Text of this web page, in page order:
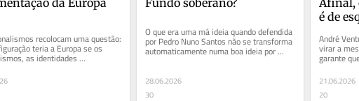
recolocam uma questão:
teria a Europa se os
as identidades
e as memórias...
O que era uma má ideia quando defendida
por Pedro Nuno Santos não se transforma
automaticamente numa boa ideia por
28.06.2026
30
é de
André
virar a
garante
previsto.
21.06.2026
20